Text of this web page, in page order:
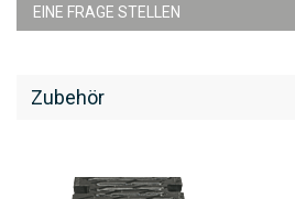
EINE FRAGE STELLEN
Zubehör